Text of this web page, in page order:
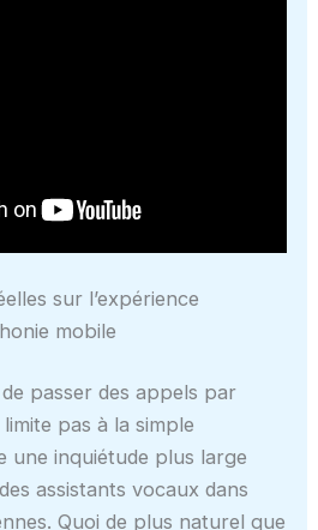
sur l’expérience
mobile
passer des appels par
pas à la simple
une inquiétude plus large
assistants vocaux dans
Quoi de plus naturel que